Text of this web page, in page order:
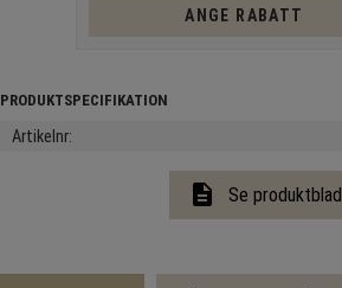
ANGE RABATT
Artikelnr
description Se produktblad